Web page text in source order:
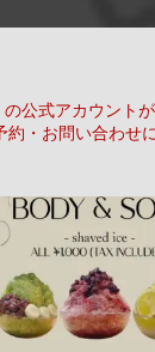
公式アカウントが
・お問い合わせ